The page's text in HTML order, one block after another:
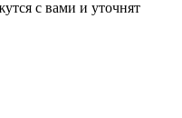
с вами и уточнят